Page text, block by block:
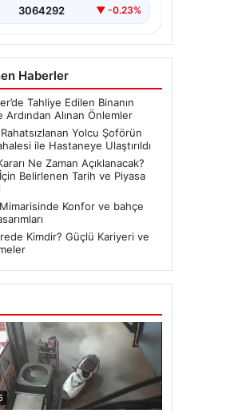
3064292 ▼ -0.23%
Haberler
Tahliye Edilen Binanın
Ardından Alınan Önlemler
Yolcu Şoförün
ile Hastaneye Ulaştırıldı
Ne Zaman Açıklanacak?
Belirlenen Tarih ve Piyasa
Konfor ve bahçe
Kimdir? Güçlü Kariyeri ve